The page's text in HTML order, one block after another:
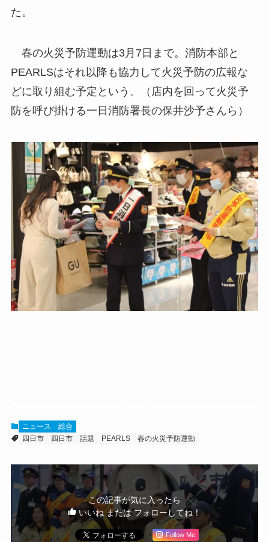
た。
春の火災予防運動は3月7日まで。消防本部と
PEARLSはそれ以降も協力して火災予防の広報な
どに取り組む予定という。（店内を回って火災予
防を呼び掛ける一日消防署長の保井沙予さんら）
ニュース
総合
四日市
四日市 話題 PEARLS 春の火災予防運動
この記事が気に入ったら
いいね または フォローしてね！
Follow Me